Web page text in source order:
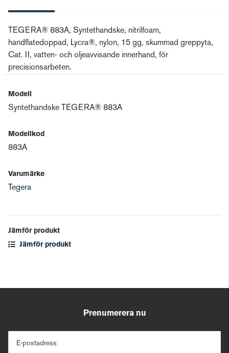
TEGERA® 883A, Syntethandske, nitrilfoam,
handflatedoppad, Lycra®, nylon, 15 gg, skummad greppyta,
Cat. II, vatten- och oljeavvisande innerhand, för
precisionsarbeten.
Modell
Syntethandske TEGERA® 883A
Modellkod
883A
Varumärke
Tegera
Jämför produkt
Jämför produkt
Prenumerera nu
E-postadress